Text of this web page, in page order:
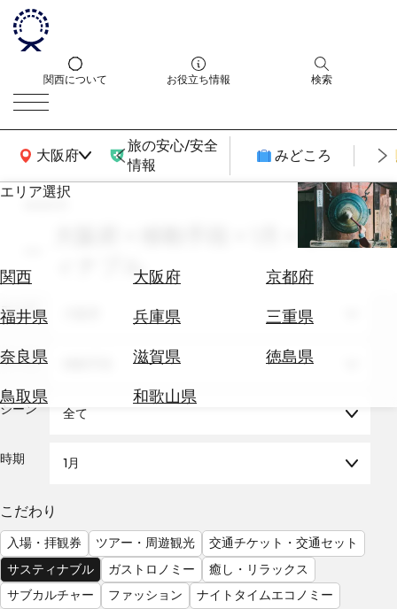
関西について お役立ち情報 検索
大阪府
関西広域MAP
旅の安心/安全
情報
みどころ
エリア選択
関西 大阪府
京都府
福井県
兵庫県
三重県
奈良県
滋賀県
徳島県
鳥取県
和歌山県
エ
券
テ
を
る
気
を
見
る
search
大阪府 × 移動手段 × 1月 × サステ
ィナブル
エリア
テーマ
シーン 全て
時期 1月
こだわり
入場・拝観券 ツアー・周遊観光
交通チケット・交通セット
サスティナブル
ガストロノミー
癒し・リラックス
サブカルチャー
ファッション
ナイトタイムエコノミー